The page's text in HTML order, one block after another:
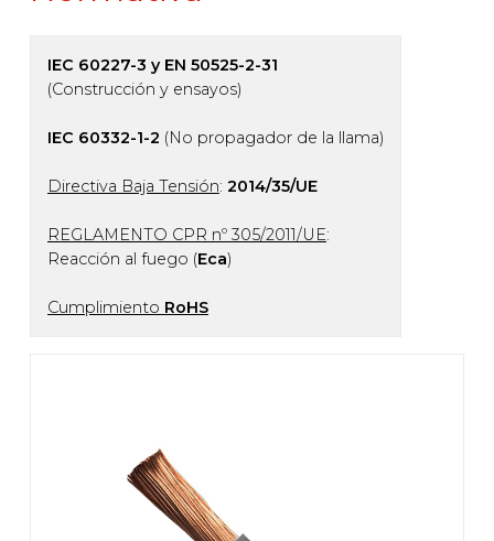
IEC 60227-3 y EN 50525-2-31
(Construcción y ensayos)
IEC 60332-1-2 (No propagador de la llama)
Directiva Baja Tensión: 2014/35/UE
REGLAMENTO CPR nº 305/2011/UE:
Reacción al fuego (Eca)
Cumplimiento RoHS